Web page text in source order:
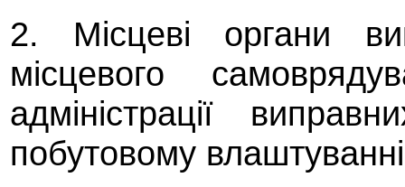
2. Місцеві органи
місцевого
адміністрації
побутовому